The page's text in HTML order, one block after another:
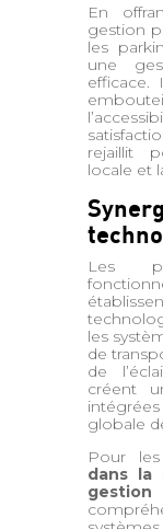
En
gestion
les
une
efficace.
rejaillit
locale et
Les
les
de
de
créent
globale
Pour les
dans la